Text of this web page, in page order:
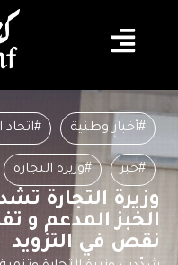
#أخبار وطنية #اتحاد
#خبز #وزيرة التجارة
وزيرة التجارة
الخبز المدعم و
نقص في التزويد